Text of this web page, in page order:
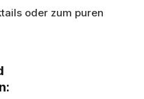
oder zum puren